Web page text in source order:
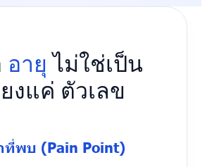
อายุ ไม่ใช่เป็น
งแค่ ตัวเลข
พบ (Pain Point)